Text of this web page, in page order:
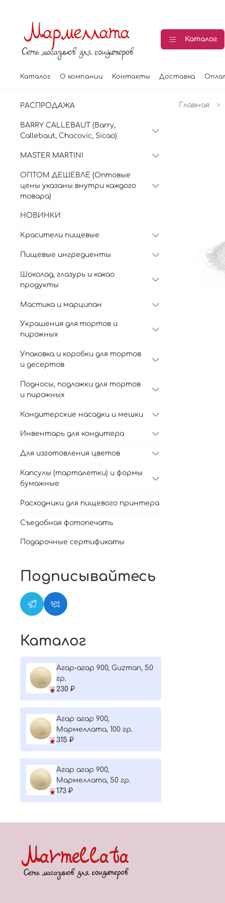
Каталог
Каталог О компании Контакты Доставка
Главная
РАСПРОДАЖА
BARRY CALLEBAUT (Barry,
Callebaut, Chocovic, Sicao)
MASTER MARTINI
ОПТОМ ДЕШЕВЛЕ (Оптовые
цены указаны внутри каждого
товара)
НОВИНКИ
Красители пищевые
Пищевые ингредиенты
Шоколад, глазурь и какао
продукты
Мастика и марципан
Украшения для тортов и
пирожных
Упаковка и коробки для тортов
и десертов
Подносы, подложки для тортов
и пирожных
Кондитерские насадки и мешки
Инвентарь для кондитера
Для изготовления цветов
Капсулы (тарталетки) и формы
бумажные
Расходники для пищевого принтера
Съедобная фотопечать
Подарочные сертификаты
Подписывайтесь
Каталог
Агар-агар 900, Guzman, 50
гр.
230 ₽
Агар агар 900,
Мармеллата, 100 гр.
315 ₽
Агар агар 900,
Мармеллата, 50 гр.
173 ₽